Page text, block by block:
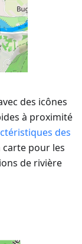
des icônes
à proximité
des
carte pour les
de rivière